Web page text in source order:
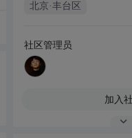
北京·丰台区
社区管理员
加入